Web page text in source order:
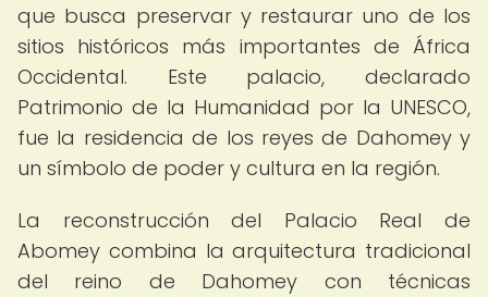
que busca preservar y restaurar uno de los
sitios históricos más importantes de África
Occidental. Este palacio, declarado
Patrimonio de la Humanidad por la UNESCO,
fue la residencia de los reyes de Dahomey y
un símbolo de poder y cultura en la región.
La reconstrucción del Palacio Real de
Abomey combina la arquitectura tradicional
del reino de Dahomey con técnicas